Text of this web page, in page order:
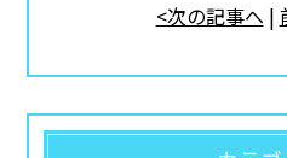
<次の記事へ |